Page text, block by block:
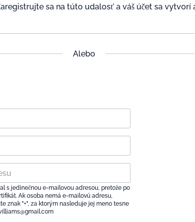
sa na túto udalosť a váš účet sa vytvorí
Alebo
s jedinečnou e-mailovou adresou, pretože po
Ak osoba nemá e-mailovú adresu,
znak "+", za ktorým nasleduje jej meno tesne